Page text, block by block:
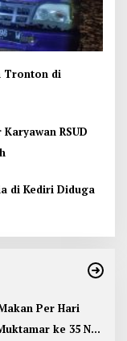
Tronton di
RSUD
di Kediri Diduga
Per Hari
ke 35 NU